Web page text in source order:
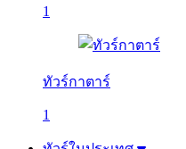
1
ทัวร์กาตาร์
1